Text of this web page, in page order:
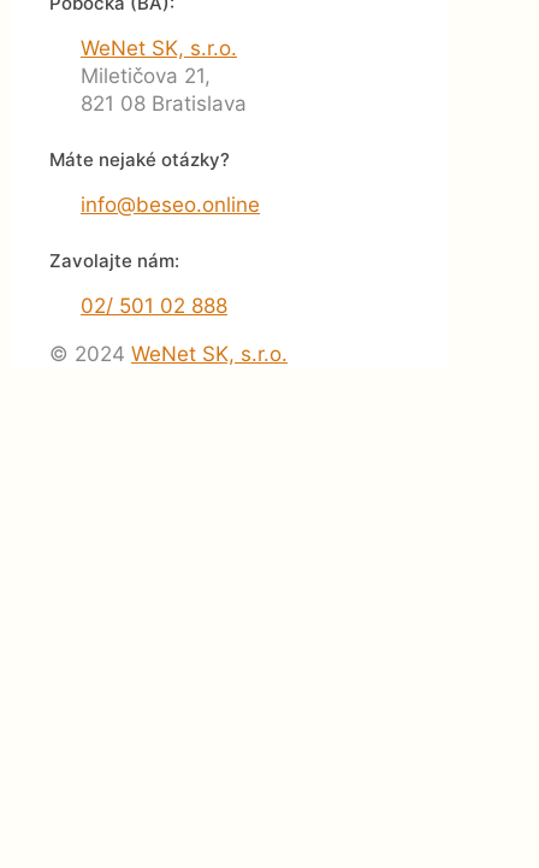
WeNet SK, s.r.o.
Miletičova 21,
821 08 Bratislava
Máte nejaké otázky?
info@beseo.online
Zavolajte nám:
02/ 501 02 888
© 2024 WeNet SK, s.r.o.